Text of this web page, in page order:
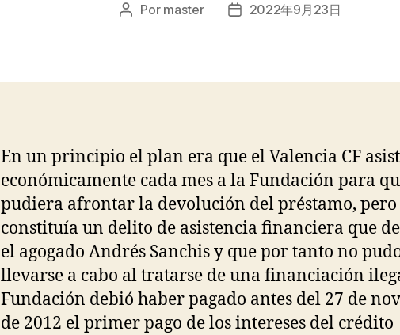
Autor
Por master
Fecha2022年9月23日
En un principio el plan era que el Valencia CF
económicamente cada mes a la Fundación para
pudiera afrontar la devolución del préstamo, pero
constituía un delito de asistencia financiera que
el agogado Andrés Sanchis y que por tanto no
llevarse a cabo al tratarse de una financiación
Fundación debió haber pagado antes del 27 de
de 2012 el primer pago de los intereses del crédito